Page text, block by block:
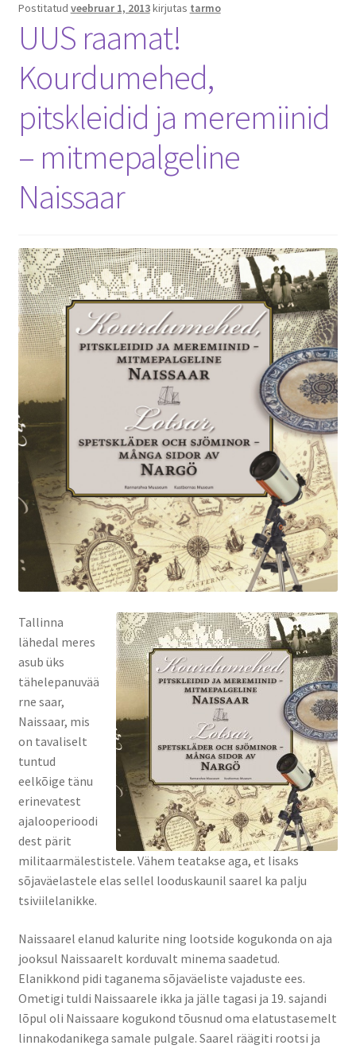
Postitatud veebruar 1, 2013kirjutas tarmo
UUS raamat!
Kourdumehed,
pitskleidid ja meremiinid
– mitmepalgeline
Naissaar
Tallinna
lähedal meres
asub üks
tähelepanuvää
rne saar,
Naissaar, mis
on tavaliselt
tuntud
eelkõige tänu
erinevatest
ajalooperioodi
dest pärit
militaarmälestistele. Vähem teatakse aga, et lisaks
sõjaväelastele elas sellel looduskaunil saarel ka palju
tsiviilelanikke.
Naissaarel elanud kalurite ning lootside kogukonda on aja
jooksul Naissaarelt korduvalt minema saadetud.
Elanikkond pidi taganema sõjaväeliste vajaduste ees.
Ometigi tuldi Naissaarele ikka ja jälle tagasi ja 19. sajandi
lõpul oli Naissaare kogukond tõusnud oma elatustasemelt
linnakodanikega samale pulgale. Saarel räägiti rootsi ja